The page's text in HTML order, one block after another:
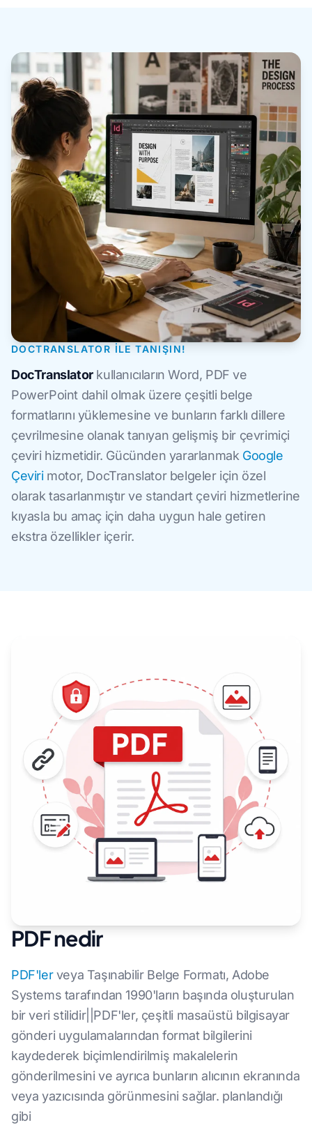
DOCTRANSLATOR ILE TANIŞIN!
DocTranslatorkullanıcıların Word, PDF ve
PowerPoint dahil olmak üzere çeşitli belge
formatlarını yüklemesine ve bunların farklı dillere
çevrilmesine olanak tanıyan gelişmiş bir çevrimiçi
çeviri hizmetidir. Gücünden yararlanmak Google
Çevirimotor, DocTranslator belgeler için özel
olarak tasarlanmıştır ve standart çeviri hizmetlerine
kıyasla bu amaç için daha uygun hale getiren
ekstra özellikler içerir.
PDF nedir
PDF'lerveya Taşınabilir Belge Formatı, Adobe
Systems tarafından 1990'ların başında oluşturulan
bir veri stilidir||PDF'ler, çeşitli masaüstü bilgisayar
gönderi uygulamalarından format bilgilerini
kaydederek biçimlendirilmiş makalelerin
gönderilmesini ve ayrıca bunların alıcının ekranında
veya yazıcısında görünmesini sağlar. planlandığı
gibi